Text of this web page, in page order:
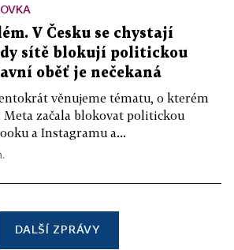
V Česku se chystají
sítě blokují politickou
oběť je nečekaná
věnujeme tématu, o kterém
Meta začala blokovat politickou
a Instagramu a...
DALŠÍ ZPRÁVY